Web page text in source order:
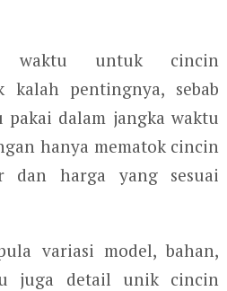
waktu untuk cincin
kalah pentingnya, sebab
dalam jangka waktu
hanya mematok cincin
dan harga yang sesuai
variasi model, bahan,
juga detail unik cincin